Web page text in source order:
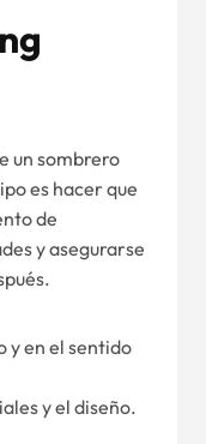
un sombrero
es hacer que
de
y asegurarse
y en el sentido
y el diseño.